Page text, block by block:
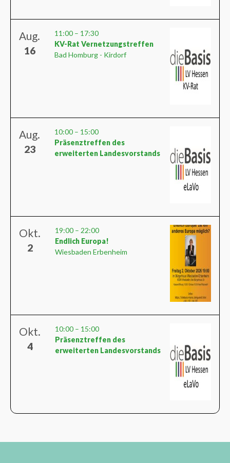
Aug.
16
11:00 – 17:30
KV-Rat Vernetzungstreffen
Bad Homburg - Kirdorf
Aug.
23
10:00 – 15:00
Präsenztreffen des
erweiterten Landesvorstands
Okt.
2
19:00 – 22:00
Endlich Europa!
Wiesbaden Erbenheim
Okt.
4
10:00 – 15:00
Präsenztreffen des
erweiterten Landesvorstands